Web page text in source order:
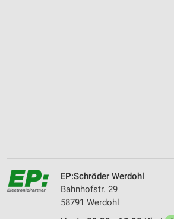
EP:Schröder Werdohl
Bahnhofstr. 29
58791 Werdohl